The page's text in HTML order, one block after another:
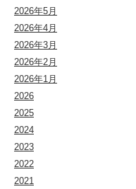
2026年5月
2026年4月
2026年3月
2026年2月
2026年1月
2026
2025
2024
2023
2022
2021